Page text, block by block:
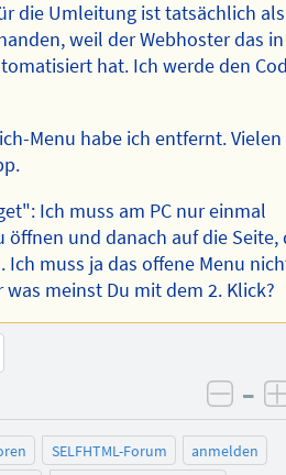
die Umleitung ist tatsächlich als
weil der Webhoster das
hat. Ich werde den
Menu habe ich entfernt. Vielen
Ich muss am PC nur einmal
öffnen und danach auf die Seite,
Ich muss ja das offene Menu
was meinst Du mit dem 2. Klick?
–
SELFHTML-Forum
anmelden